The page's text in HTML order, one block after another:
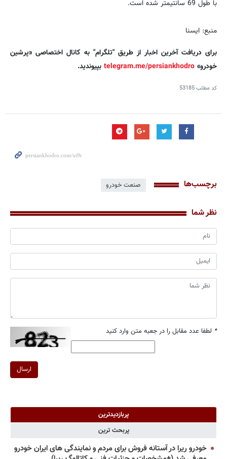
با طول 69 سانتیمتر شده است.
منبع: ایسنا
برای دریافت آخرین اخبار از طریق "تلگرام" به کانال اختصاصی «پرشین
خودرو» telegram.me/persiankhodro بپیوندید.
کد مطلب53185
برچسب‌ها صنعت خودرو
نظر شما
* لطفا عدد مقابل را در جعبه متن وارد کنید
ارسال
پربازدیدترین
پربحث ترین
خودرو ریرا در آستانه فروش برای مردم و نمایندگی های ایران خودرو